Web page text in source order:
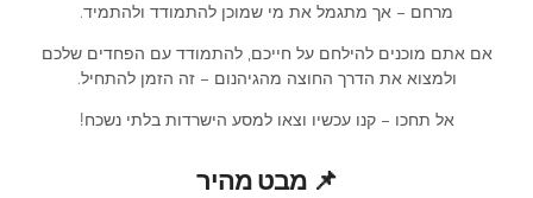
מרחם – אך מתגמל את מי שמוכן להתמודד ולהתמיד.
אם אתם מוכנים להילחם על חייכם, להתמודד עם הפחדים שלכם
ולמצוא את הדרך החוצה מהגיהנום – זה הזמן להתחיל.
אל תחכו – קנו עכשיו וצאו למסע הישרדות בלתי נשכח!
📌 מבט מהיר